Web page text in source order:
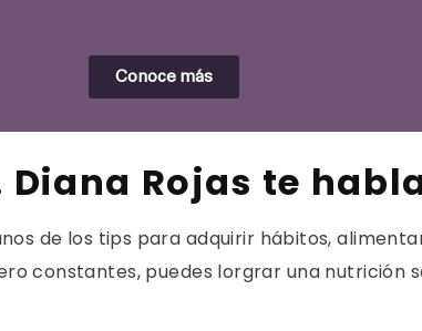
Conoce más
Diana Rojas te
de los tips para adquirir hábitos,
constantes, puedes lorgrar una nutrición